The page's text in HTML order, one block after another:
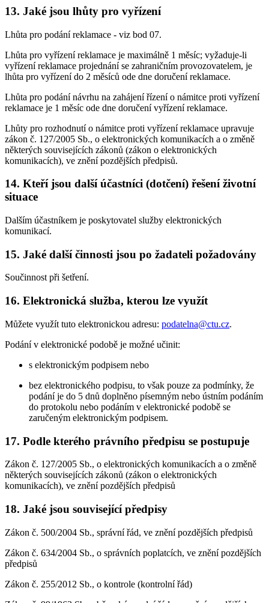
13. Jaké jsou lhůty pro vyřízení
Lhůta pro podání reklamace - viz bod 07.
Lhůta pro vyřízení reklamace je maximálně 1 měsíc; vyžaduje-li
vyřízení reklamace projednání se zahraničním provozovatelem, je
lhůta pro vyřízení do 2 měsíců ode dne doručení reklamace.
Lhůta pro podání návrhu na zahájení řízení o námitce proti vyřízení
reklamace je 1 měsíc ode dne doručení vyřízení reklamace.
Lhůty pro rozhodnutí o námitce proti vyřízení reklamace upravuje
zákon č. 127/2005 Sb., o elektronických komunikacích a o změně
některých souvisejících zákonů (zákon o elektronických
komunikacích), ve znění pozdějších předpisů.
14. Kteří jsou další účastníci (dotčení) řešení životní
situace
Dalším účastníkem je poskytovatel služby elektronických
komunikací.
15. Jaké další činnosti jsou po žadateli požadovány
Součinnost při šetření.
16. Elektronická služba, kterou lze využít
Můžete využít tuto elektronickou adresu: podatelna@ctu.cz.
Podání v elektronické podobě je možné učinit:
s elektronickým podpisem nebo
bez elektronického podpisu, to však pouze za podmínky, že
podání je do 5 dnů doplněno písemným nebo ústním podáním
do protokolu nebo podáním v elektronické podobě se
zaručeným elektronickým podpisem.
17. Podle kterého právního předpisu se postupuje
Zákon č. 127/2005 Sb., o elektronických komunikacích a o změně
některých souvisejících zákonů (zákon o elektronických
komunikacích), ve znění pozdějších předpisů
18. Jaké jsou související předpisy
Zákon č. 500/2004 Sb., správní řád, ve znění pozdějších předpisů
Zákon č. 634/2004 Sb., o správních poplatcích, ve znění pozdějších
předpisů
Zákon č. 255/2012 Sb., o kontrole (kontrolní řád)